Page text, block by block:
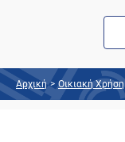
Αρχική > Οικιακή Χρήση